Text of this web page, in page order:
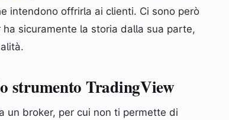
intendono offrirla ai clienti. Ci sono però
sicuramente la storia dalla sua parte,
strumento TradingView
un broker, per cui non ti permette di